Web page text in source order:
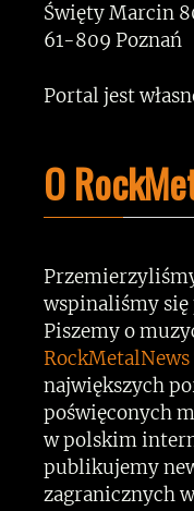
Święty Marcin
61-809 Poznań
Portal jest
O
wspinaliśmy się
Piszemy o
RockMetalNews
największych
poświęconych
w polskim
publikujemy
zagranicznych